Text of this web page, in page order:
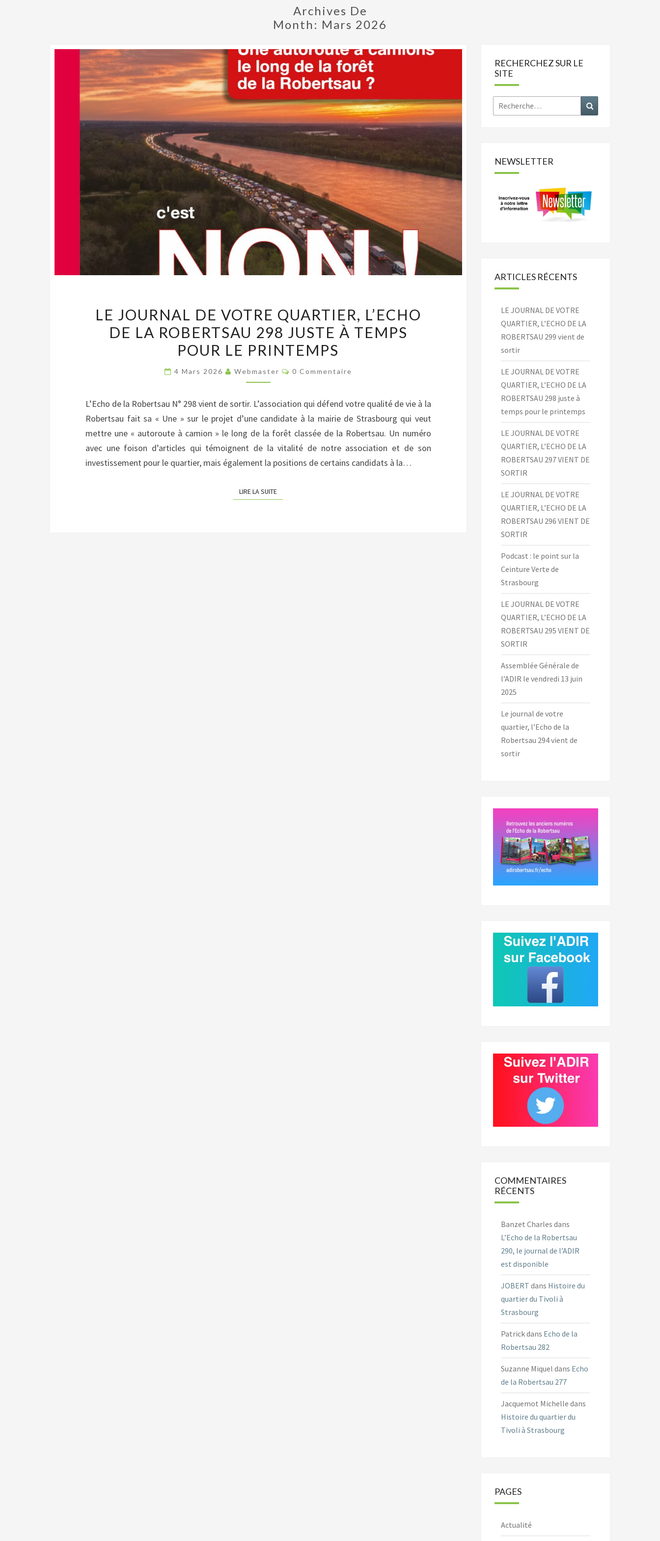
Archives De
Month: Mars 2026
JOURNAL
DE
VOTRE
L’ECHO
LA
ROBERTSAU
298
JUSTE
À
POUR
LE JOURNAL DE VOTRE QUARTIER, L’ECHO
DE LA ROBERTSAU 298 JUSTE À TEMPS
POUR LE PRINTEMPS
4 Mars 2026 Webmaster Commentaires
0 Commentaire
L’Echo de la Robertsau N° 298 vient de sortir. L’association qui défend votre qualité de vie à la
Robertsau fait sa « Une » sur le projet d’une candidate à la mairie de Strasbourg qui veut
mettre une « autoroute à camion » le long de la forêt classée de la Robertsau. Un numéro
avec une foison d’articles qui témoignent de la vitalité de notre association et de son
investissement pour le quartier, mais également la positions de certains candidats à la…
LIRE LA SUITELIRE LA SUITE
RECHERCHEZ SUR LE
SITE
Rechercher :
NEWSLETTER
ARTICLES RÉCENTS
LE JOURNAL DE VOTRE
QUARTIER, L’ECHO DE LA
ROBERTSAU 299 vient de
sortir
LE JOURNAL DE VOTRE
QUARTIER, L’ECHO DE LA
ROBERTSAU 298 juste à
temps pour le printemps
LE JOURNAL DE VOTRE
QUARTIER, L’ECHO DE LA
ROBERTSAU 297 VIENT DE
SORTIR
LE JOURNAL DE VOTRE
QUARTIER, L’ECHO DE LA
ROBERTSAU 296 VIENT DE
SORTIR
Podcast : le point sur la
Ceinture Verte de
Strasbourg
LE JOURNAL DE VOTRE
QUARTIER, L’ECHO DE LA
ROBERTSAU 295 VIENT DE
SORTIR
Assemblée Générale de
l’ADIR le vendredi 13 juin
2025
Le journal de votre
quartier, l’Echo de la
Robertsau 294 vient de
sortir
COMMENTAIRES
RÉCENTS
Banzet Charles dans
L’Echo de la Robertsau
290, le journal de l’ADIR
est disponible
JOBERT dans Histoire du
quartier du Tivoli à
Strasbourg
Patrickdans Echo de la
Robertsau 282
Suzanne Miquel dans Echo
de la Robertsau 277
Jacquemot Michelle dans
Histoire du quartier du
Tivoli à Strasbourg
PAGES
Actualité